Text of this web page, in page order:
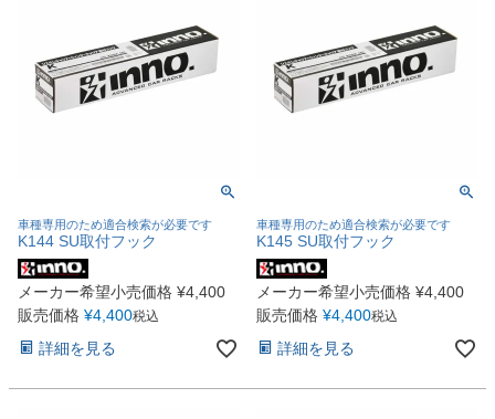
車種専用のため適合検索が必要です
K144 SU取付フック
メーカー希望小売価格 ¥4,400
販売価格 ¥4,400税込
詳細を見る
車種専用のため適合検索が必要です
K145 SU取付フック
メーカー希望小売価格 ¥4,400
販売価格 ¥4,400税込
詳細を見る